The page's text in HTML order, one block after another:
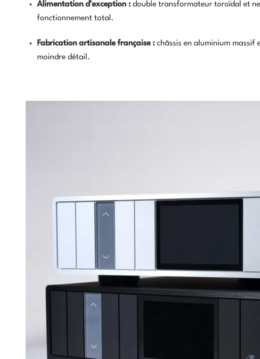
Alimentation d’exception :double transformateur toroïdal et
fonctionnement total.
Fabrication artisanale française :châssis en aluminium massif
moindre détail.